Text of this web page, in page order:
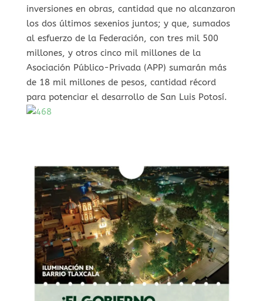
inversiones en obras, cantidad que no alcanzaron
los dos últimos sexenios juntos; y que, sumados
al esfuerzo de la Federación, con tres mil 500
millones, y otros cinco mil millones de la
Asociación Público-Privada (APP) sumarán más
de 18 mil millones de pesos, cantidad récord
para potenciar el desarrollo de San Luis Potosí.